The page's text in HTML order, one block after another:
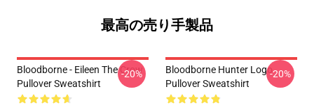
最高の売り手製品
Bloodborne - Eileen The Crow
Pullover Sweatshirt
-20%
Bloodborne Hunter Logo
Pullover Sweatshirt
-20%